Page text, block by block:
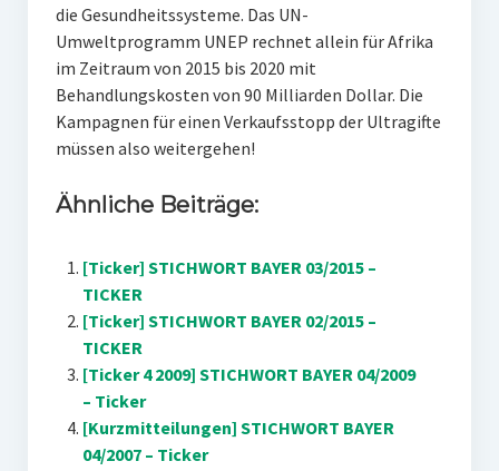
die Gesundheitssysteme. Das UN-
Umweltprogramm UNEP rechnet allein für Afrika
im Zeitraum von 2015 bis 2020 mit
Behandlungskosten von 90 Milliarden Dollar. Die
Kampagnen für einen Verkaufsstopp der Ultragifte
müssen also weitergehen!
Ähnliche Beiträge:
[Ticker] STICHWORT BAYER 03/2015 –
TICKER
[Ticker] STICHWORT BAYER 02/2015 –
TICKER
[Ticker 4 2009] STICHWORT BAYER 04/2009
– Ticker
[Kurzmitteilungen] STICHWORT BAYER
04/2007 – Ticker